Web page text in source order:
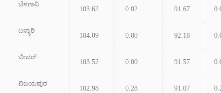
ಬೆಳಗಾವಿ
103.62 0.02 91.67
ಬಳ್ಳಾರಿ
104.09 0.00 92.18
ಬೀದರ್
103.52 0.00 91.57
ವಿಜಯಪುರ
102.98 0.28 91.07